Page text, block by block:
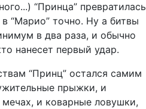
“Принца” превратилась
“Марио” точно. Ну а битвы
в два раза, и обычно
нанесет первый удар.
“Принц” остался самим
прыжки, и
и коварные ловушки,